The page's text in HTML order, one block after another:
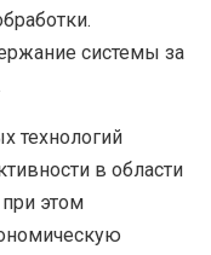
системы за
технологий
в области
этом